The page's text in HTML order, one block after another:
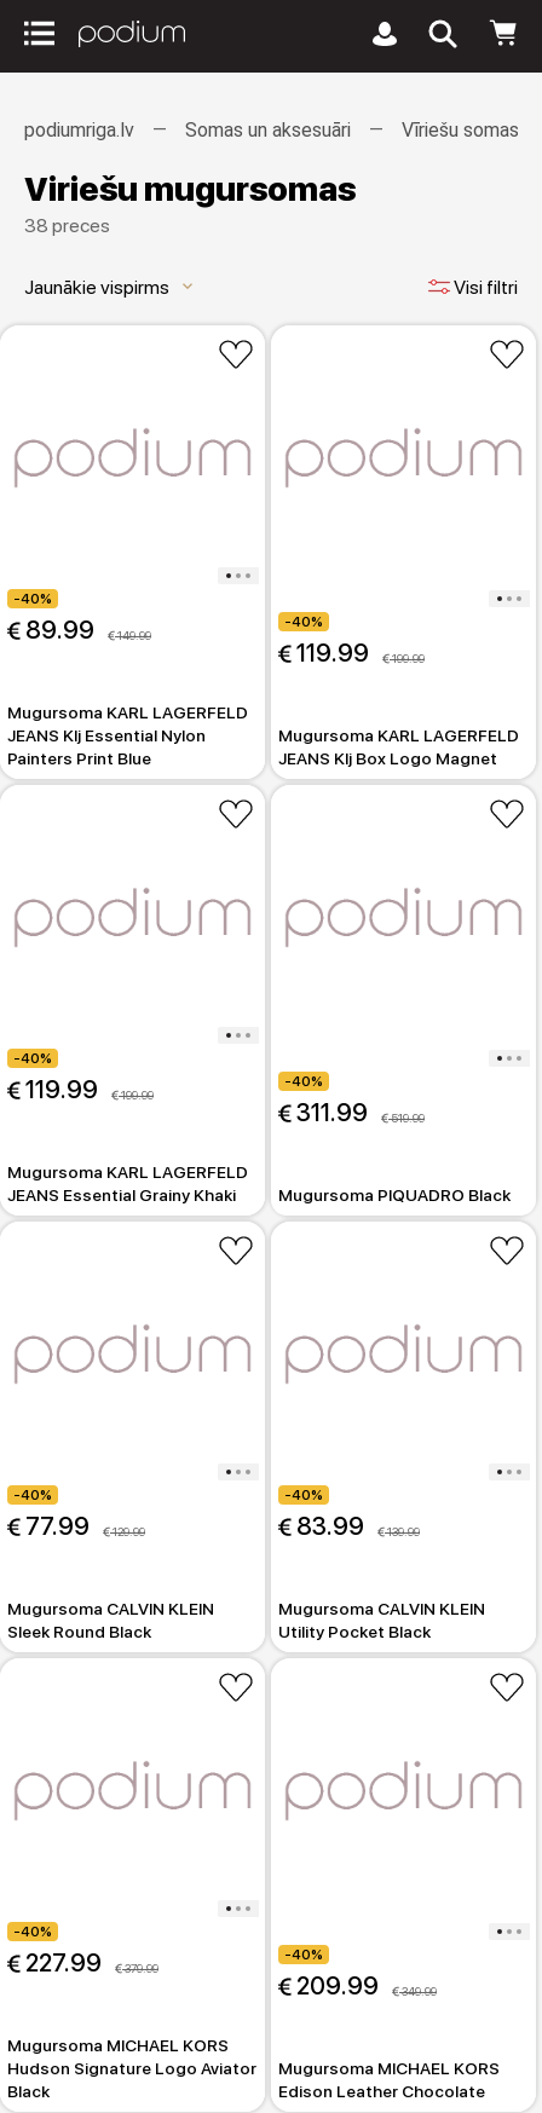
podiumriga.lv Somas un aksesuāri Vīriešu somas
Viriešu mugursomas
38 preces
Jaunākie vispirms keyboard_arrow_down Visi filtri
-40%
89.99 149.99
Mugursoma KARL LAGERFELD
JEANS Klj Essential Nylon
Painters Print Blue
-40%
119.99 199.99
Mugursoma KARL LAGERFELD
JEANS Klj Box Logo Magnet
-40%
119.99 199.99
Mugursoma KARL LAGERFELD
JEANS Essential Grainy Khaki
-40%
311.99 519.99
Mugursoma PIQUADRO Black
-40%
77.99 129.99
Mugursoma CALVIN KLEIN
Sleek Round Black
-40%
83.99 139.99
Mugursoma CALVIN KLEIN
Utility Pocket Black
-40%
227.99 379.99
Mugursoma MICHAEL KORS
Hudson Signature Logo Aviator
Black
-40%
209.99 349.99
Mugursoma MICHAEL KORS
Edison Leather Chocolate